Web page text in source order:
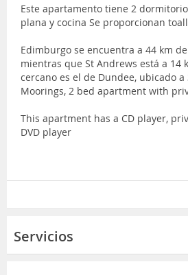
Este apartamento tiene 2
plana y cocina Se proporcionan
Edimburgo se encuentra a 44 km
mientras que St Andrews está a 14
cercano es el de Dundee, ubicado a
Moorings, 2 bed apartment with
This apartment has a CD player,
DVD player
Servicios